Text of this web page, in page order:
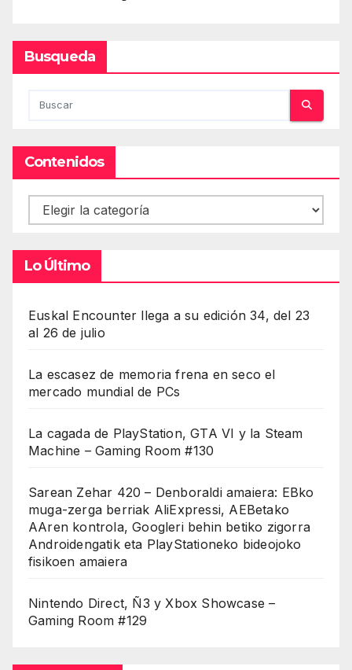
Busqueda
Contenidos
Contenidos
Lo Último
Euskal Encounter llega a su edición 34, del 23
al 26 de julio
La escasez de memoria frena en seco el
mercado mundial de PCs
La cagada de PlayStation, GTA VI y la Steam
Machine – Gaming Room #130
Sarean Zehar 420 – Denboraldi amaiera: EBko
muga-zerga berriak AliExpressi, AEBetako
AAren kontrola, Googleri behin betiko zigorra
Androidengatik eta PlayStationeko bideojoko
fisikoen amaiera
Nintendo Direct, Ñ3 y Xbox Showcase –
Gaming Room #129